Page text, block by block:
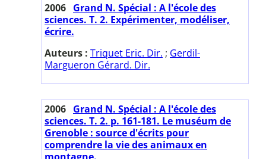
2006 Grand N. Spécial : A l'école des
sciences. T. 2. Expérimenter, modéliser,
écrire.
Auteurs : Triquet Eric. Dir. ; Gerdil-
Margueron Gérard. Dir.
2006 Grand N. Spécial : A l'école des
sciences. T. 2. p. 161-181. Le muséum de
Grenoble : source d'écrits pour
comprendre la vie des animaux en